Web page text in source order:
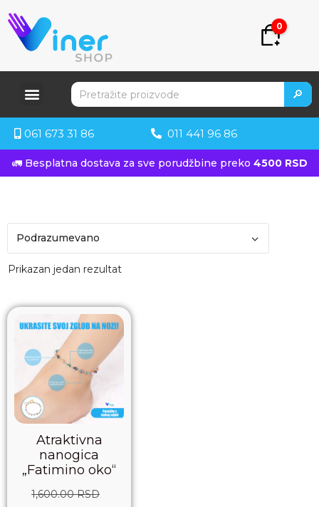
0
🔎
061 673 31 86 011 441 96 86
🚛 Besplatna dostava za sve porudžbine preko 4500 RSD
Prikazan jedan rezultat
Atraktivna
nanogica
„Fatimino oko“
1,600.00RSD